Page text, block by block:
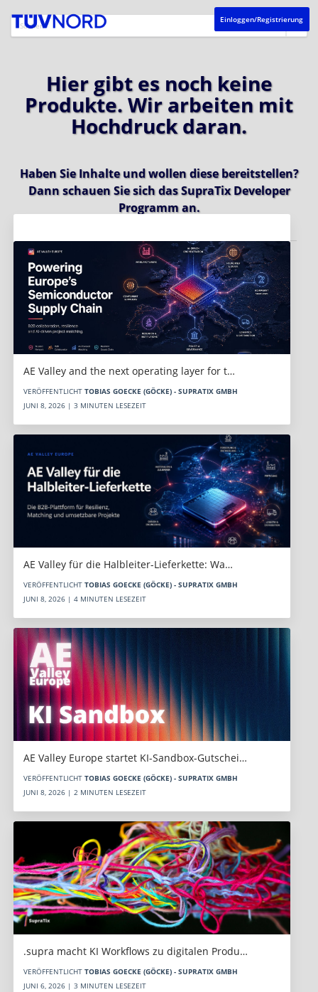
Einloggen/Registrierung
Hier gibt es noch keine
Produkte. Wir arbeiten mit
Hochdruck daran.
Haben Sie Inhalte und wollen diese bereitstellen?
Dann schauen Sie sich dasSupraTix Developer
Programman.
AE Valley and the next operating layer for t…
VERÖFFENTLICHT TOBIAS GOECKE (GÖCKE) - SUPRATIX GMBH
JUNI 8, 2026 | 3 MINUTEN LESEZEIT
AE Valley für die Halbleiter-Lieferkette: Wa…
VERÖFFENTLICHT TOBIAS GOECKE (GÖCKE) - SUPRATIX GMBH
JUNI 8, 2026 | 4 MINUTEN LESEZEIT
AE Valley Europe startet KI-Sandbox-Gutschei…
VERÖFFENTLICHT TOBIAS GOECKE (GÖCKE) - SUPRATIX GMBH
JUNI 8, 2026 | 2 MINUTEN LESEZEIT
.supra macht KI Workflows zu digitalen Produ…
VERÖFFENTLICHT TOBIAS GOECKE (GÖCKE) - SUPRATIX GMBH
JUNI 6, 2026 | 3 MINUTEN LESEZEIT